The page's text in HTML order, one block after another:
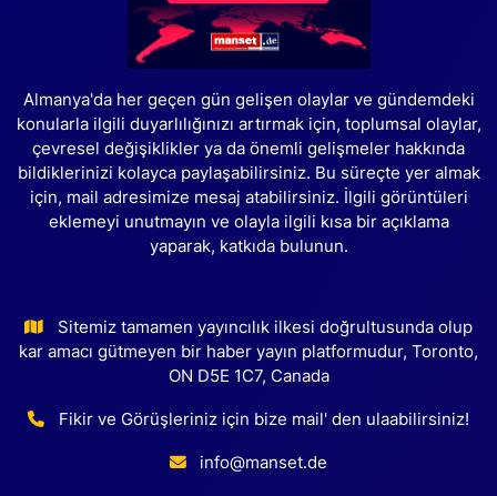
Almanya'da her geçen gün gelişen olaylar ve gündemdeki
konularla ilgili duyarlılığınızı artırmak için, toplumsal olaylar,
çevresel değişiklikler ya da önemli gelişmeler hakkında
bildiklerinizi kolayca paylaşabilirsiniz. Bu süreçte yer almak
için, mail adresimize mesaj atabilirsiniz. İlgili görüntüleri
eklemeyi unutmayın ve olayla ilgili kısa bir açıklama
yaparak, katkıda bulunun.
Sitemiz tamamen yayıncılık ilkesi doğrultusunda olup
kar amacı gütmeyen bir haber yayın platformudur, Toronto,
ON D5E 1C7, Canada
Fikir ve Görüşleriniz için bize mail' den ulaabilirsiniz!
info@manset.de